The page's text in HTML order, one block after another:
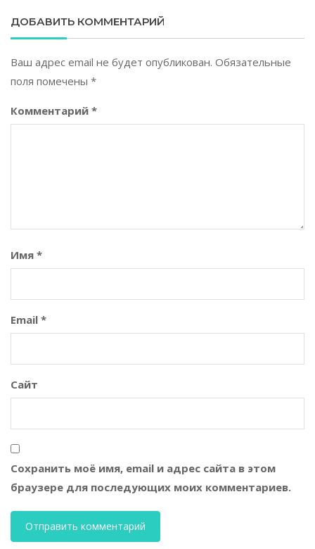
ДОБАВИТЬ КОММЕНТАРИЙ
Ваш адрес email не будет опубликован. Обязательные
поля помечены *
Комментарий *
Имя *
Email *
Сайт
Сохранить моё имя, email и адрес сайта в этом
браузере для последующих моих комментариев.